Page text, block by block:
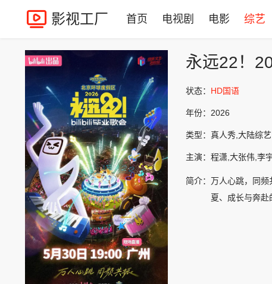
影视工厂 首页 电视剧 电影 综艺
永远22！
状态： HD国语
年份： 2026
类型： 真人秀,大陆综艺
主演： 程潇,大张伟,李
简介： 万人心跳，同频
夏、成长与奔赴